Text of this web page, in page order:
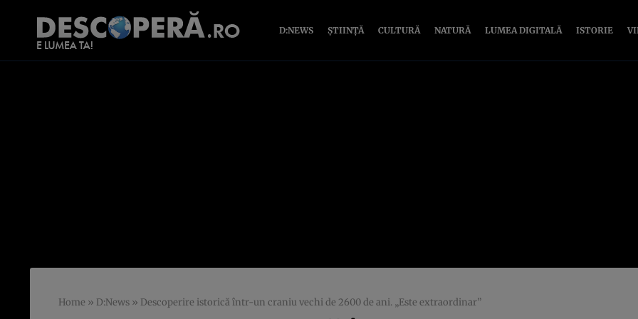
D:NEWS ȘTIINȚĂ CULTURĂ NATURĂ LUMEA DIGITALĂ ISTORIE
Home » D:News » Descoperire istorică într-un craniu vechi de 2600 de ani. „Este extraordinar”